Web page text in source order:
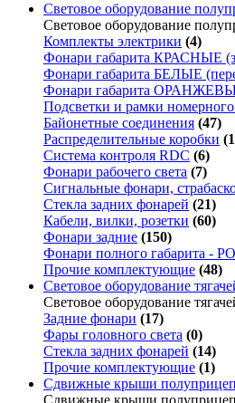
Световое оборудование
Световое оборудование
Комплекты электрики (4)
Фонари габарита КРАСНЫЕ
Фонари габарита БЕЛЫЕ
Фонари габарита
Подсветки и рамки номерного
Байонетные соединения (47)
Распределительные коробки
Система контроля RDC (6)
Фонари рабочего света (7)
Сигнальные фонари,
Стекла задних фонарей (21)
Кабели, вилки, розетки (60)
Фонари задние (150)
Фонари полного габарита -
Прочие комплектующие (48)
Световое оборудование
Световое оборудование
Задние фонари (17)
Фары головного света (0)
Стекла задних фонарей (14)
Прочие комплектующие (1)
Сдвижные крыши
Сдвижные крыши